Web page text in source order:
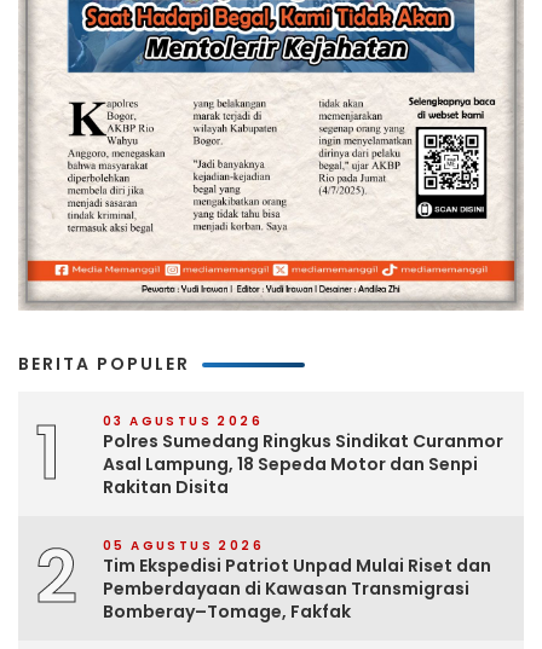
BERITA POPULER
1 03 AGUSTUS 2026
Polres Sumedang Ringkus Sindikat Curanmor
Asal Lampung, 18 Sepeda Motor dan Senpi
Rakitan Disita
2 05 AGUSTUS 2026
Tim Ekspedisi Patriot Unpad Mulai Riset dan
Pemberdayaan di Kawasan Transmigrasi
Bomberay–Tomage, Fakfak